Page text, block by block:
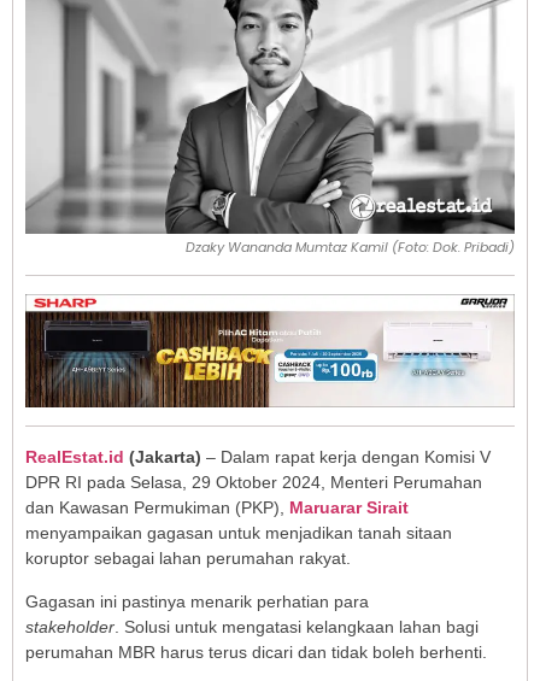
Dzaky Wananda Mumtaz Kamil (Foto: Dok. Pribadi)
RealEstat.id (Jakarta) – Dalam rapat kerja dengan Komisi V
DPR RI pada Selasa, 29 Oktober 2024, Menteri Perumahan
dan Kawasan Permukiman (PKP), Maruarar Sirait
menyampaikan gagasan untuk menjadikan tanah sitaan
koruptor sebagai lahan perumahan rakyat.
Gagasan ini pastinya menarik perhatian para
stakeholder . Solusi untuk mengatasi kelangkaan lahan bagi
perumahan MBR harus terus dicari dan tidak boleh berhenti.